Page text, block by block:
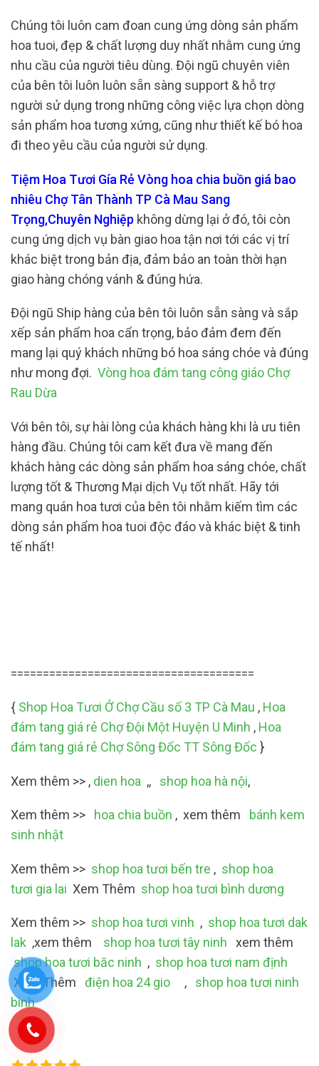
Chúng tôi luôn cam đoan cung ứng dòng sản phẩm
hoa tuoi, đẹp & chất lượng duy nhất nhằm cung ứng
nhu cầu của người tiêu dùng. Đội ngũ chuyên viên
của bên tôi luôn luôn sẵn sàng support & hỗ trợ
người sử dụng trong những công việc lựa chọn dòng
sản phẩm hoa tương xứng, cũng như thiết kế bó hoa
đi theo yêu cầu của người sử dụng.
Tiệm Hoa Tươi Gía Rẻ Vòng hoa chia buồn giá bao
nhiêu Chợ Tân Thành TP Cà Mau Sang
Trọng,Chuyên Nghiệp không dừng lại ở đó, tôi còn
cung ứng dịch vụ bàn giao hoa tận nơi tới các vị trí
khác biệt trong bản địa, đảm bảo an toàn thời hạn
giao hàng chóng vánh & đúng hứa.
Đội ngũ Ship hàng của bên tôi luôn sẵn sàng và sắp
xếp sản phẩm hoa cẩn trọng, bảo đảm đem đến
mang lại quý khách những bó hoa sáng chóe và đúng
như mong đợi. Vòng hoa đám tang công giáo Chợ
Rau Dừa
Với bên tôi, sự hài lòng của khách hàng khi là ưu tiên
hàng đầu. Chúng tôi cam kết đưa về mang đến
khách hàng các dòng sản phẩm hoa sáng chóe, chất
lượng tốt & Thương Mại dịch Vụ tốt nhất. Hãy tới
mang quán hoa tươi của bên tôi nhằm kiếm tìm các
dòng sản phẩm hoa tuoi độc đáo và khác biệt & tinh
tế nhất!
======================================
{ Shop Hoa Tươi Ở Chợ Cầu số 3 TP Cà Mau , Hoa
đám tang giá rẻ Chợ Đội Một Huyện U Minh , Hoa
đám tang giá rẻ Chợ Sông Đốc TT Sông Đốc }
Xem thêm >> , dien hoa ,, shop hoa hà nội,
Xem thêm >> hoa chia buồn , xem thêm bánh kem
sinh nhật
Xem thêm >> shop hoa tươi bến tre , shop hoa
tươi gia lai Xem Thêm shop hoa tươi bình dương
Xem thêm >> shop hoa tươi vinh , shop hoa tươi dak
lak ,xem thêm shop hoa tươi tây ninh xem thêm
shop hoa tươi băc ninh , shop hoa tươi nam định
Xem Thêm điện hoa 24 gio ,
shop hoa tươi ninh
bình